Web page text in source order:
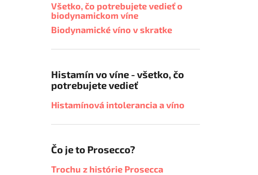
Všetko, čo potrebujete vedieť o
biodynamickom víne
Biodynamické víno v skratke
Histamín vo víne - všetko, čo
potrebujete vedieť
Histamínová intolerancia a víno
Čo je to Prosecco?
Trochu z histórie Prosecca